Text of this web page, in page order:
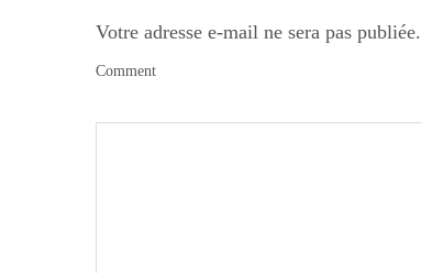
Votre adresse e-mail ne sera pas publiée.
Comment